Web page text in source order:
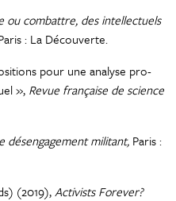
ou combattre, des intellectuels
: La Découverte.
pour une analyse pro-
», Revue française de science
désengagement militant, Paris :
(2019),Activists Forever?